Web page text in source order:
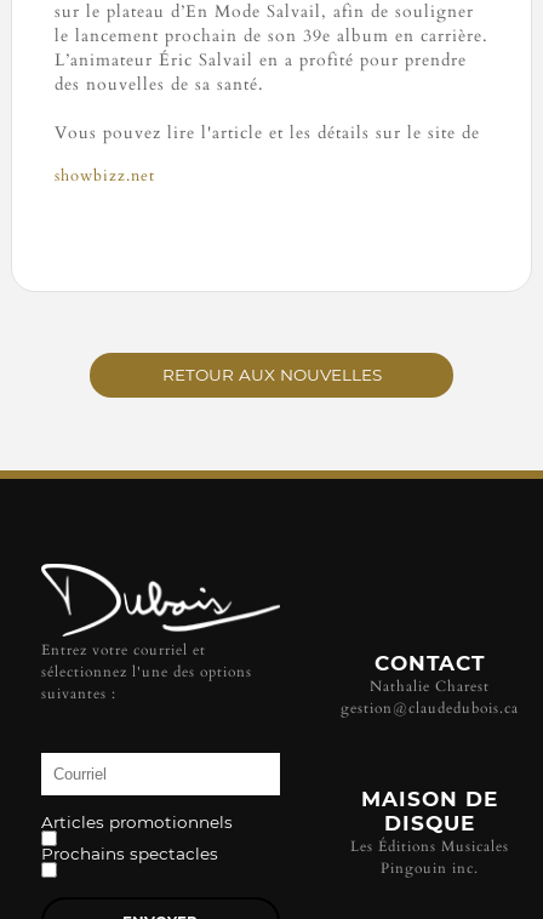
sur le plateau d’En Mode Salvail, afin de souligner
le lancement prochain de son 39e album en carrière.
L’animateur Éric Salvail en a profité pour prendre
des nouvelles de sa santé.
Vous pouvez lire l'article et les détails sur le site de
showbizz.net
RETOUR AUX NOUVELLES
Entrez votre courriel et
sélectionnez l'une des options
suivantes :
Prochains spectacles
Articles promotionnels
CONTACT
Nathalie Charest
gestion@claudedubois.ca
MAISON DE
DISQUE
Les Éditions Musicales
Pingouin inc.